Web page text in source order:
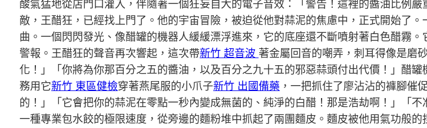
酸氣猛地從店門口灌入，伴隨著一個狂妄自大的電子音效：「警告！這裡的醬油比例
敵，王醋狂，已經找上門了。他的宇宙冒險，被迫從他對蒜泥的焦慮中，正式開始了
曲。一個閃閃發光、像醋罐的機器人緩緩漂浮進來，它的底座還不斷噴射著白色醋霧
警報。王醋狂的聲音再次響起，這次帶新竹 超音波 著金屬回音的嘲弄，刺耳得像是磨
化！」「你將為你那百分之五的醬油，以及百分之九十五的邪惡蒜頭付出代價！」醋
務用它新竹 東區健檢穿著燕尾服的小爪子新竹 出國備藥 ，一把抓住了廖沾沾的褲腳催
的！」「它會把你的蒜泥在零點一秒內變成無菌的、純淨的白醋！那是浩劫啊！」「
一種專業包水餃的極限速度，從旁邊的麵粉堆中抓起了兩團麵皮。麵皮被他用氣功般